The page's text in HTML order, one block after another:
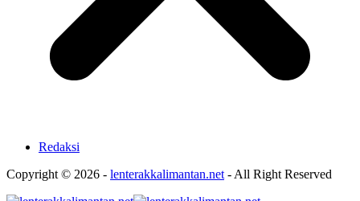
Redaksi
Copyright © 2026 - lenterakkalimantan.net - All Right Reserved